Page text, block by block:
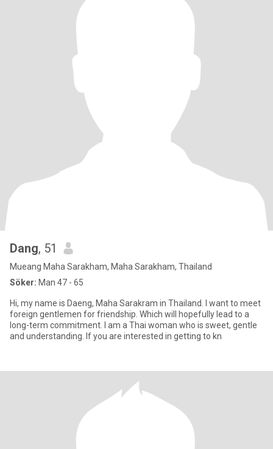
Dang, 51
Mueang Maha Sarakham, Maha Sarakham, Thailand
Söker: Man 47 - 65
Hi, my name is Daeng, Maha Sarakram in Thailand. I want to meet
foreign gentlemen for friendship. Which will hopefully lead to a
long-term commitment. I am a Thai woman who is sweet, gentle
and understanding. If you are interested in getting to kn